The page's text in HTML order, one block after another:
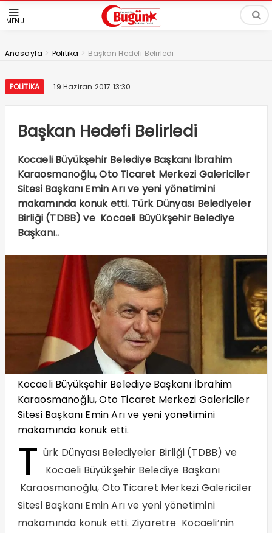
MENÜ
Anasayfa > Politika > Başkan Hedefi Belirledi
POLITIKA 19 Haziran 2017 13:30
Başkan Hedefi Belirledi
Kocaeli Büyükşehir Belediye Başkanı İbrahim
Karaosmanoğlu, Oto Ticaret Merkezi Galericiler
Sitesi Başkanı Emin Arı ve yeni yönetimini
makamında konuk etti. Türk Dünyası Belediyeler
Birliği (TDBB) ve Kocaeli Büyükşehir Belediye
Başkanı..
Kocaeli Büyükşehir Belediye Başkanı İbrahim
Karaosmanoğlu, Oto Ticaret Merkezi Galericiler
Sitesi Başkanı Emin Arı ve yeni yönetimini
makamında konuk etti.
T ürk Dünyası Belediyeler Birliği (TDBB) ve
Kocaeli Büyükşehir Belediye Başkanı
Karaosmanoğlu, Oto Ticaret Merkezi Galericiler
Sitesi Başkanı Emin Arı ve yeni yönetimini
makamında konuk etti. Ziyaretre Kocaeli’nin